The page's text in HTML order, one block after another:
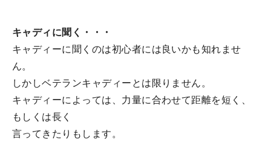
キャディに聞く・・・
キャディーに聞くのは初心者には良いかも知れませ
ん。
しかしベテランキャディーとは限りません。
キャディーによっては、力量に合わせて距離を短く、
もしくは長く
言ってきたりもします。